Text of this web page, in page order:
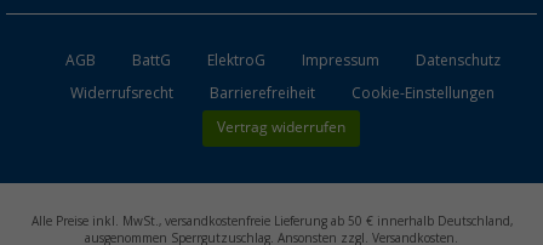
AGB BattG ElektroG Impressum
Datenschutz
Widerrufsrecht
Barrierefreiheit Cookie-Einstellungen
Vertrag widerrufen
Alle Preise inkl. MwSt., versandkostenfreie Lieferung ab 50 € innerhalb Deutschland,
ausgenommen Sperrgutzuschlag. Ansonsten zzgl. Versandkosten.